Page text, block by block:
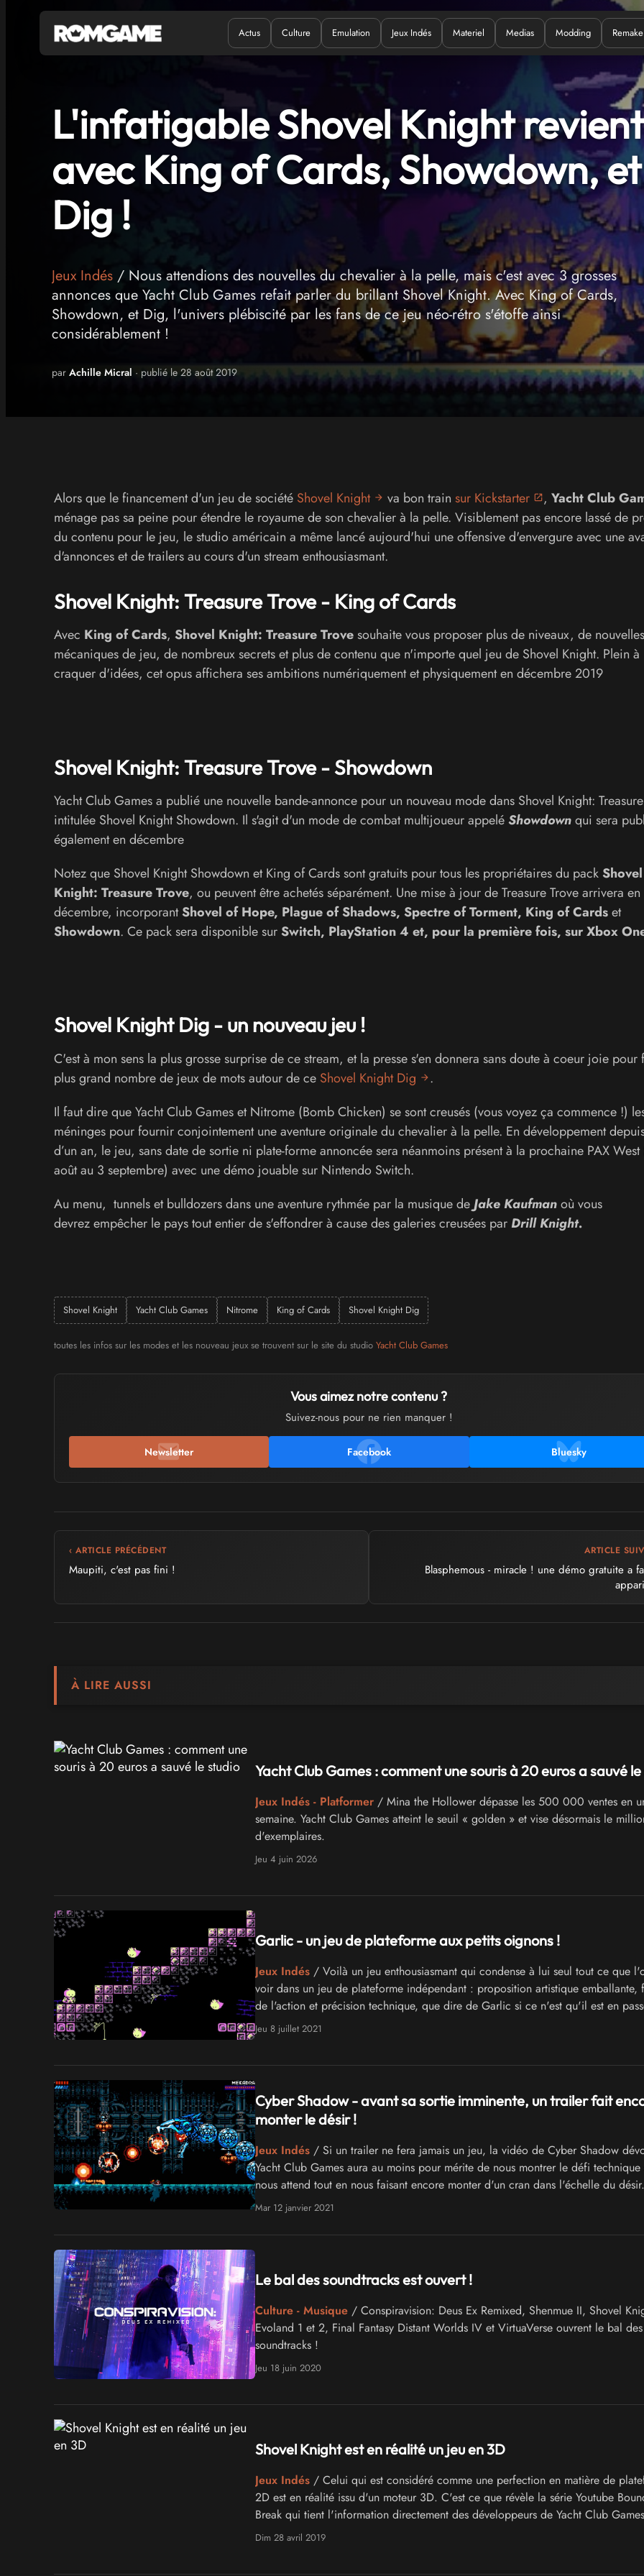
Quand ? Où ? Quoi ?
Actus Culture Emulation Jeux Indés Materiel Medias Modding Remake
L'infatigable Shovel Knight revient
avec King of Cards, Showdown, et
Dig !
Jeux Indés / Nous attendions des nouvelles du chevalier à la pelle, mais c'est avec 3 grosses
annonces que Yacht Club Games refait parler du brillant Shovel Knight. Avec King of Cards,
Showdown, et Dig, l'univers plébiscité par les fans de ce jeu néo-rétro s'étoffe ainsi
considérablement !
par Achille Micral · publié le 28 août 2019
Alors que le financement d'un jeu de société Shovel Knight va bon train sur Kickstarter , Yacht Club
ménage pas sa peine pour étendre le royaume de son chevalier à la pelle. Visiblement pas encore lassé de
du contenu pour le jeu, le studio américain a même lancé aujourd'hui une offensive d'envergure avec une
d'annonces et de trailers au cours d'un stream enthousiasmant.
Shovel Knight: Treasure Trove - King of Cards
Avec King of Cards, Shovel Knight: Treasure Trovesouhaite vous proposer plus de niveaux, de nouvelles
mécaniques de jeu, de nombreux secrets et plus de contenu que n'importe quel jeu de Shovel Knight. Plein à
craquer d'idées, cet opus affichera ses ambitions numériquement et physiquement en décembre 2019
Shovel Knight: Treasure Trove - Showdown
Yacht Club Games a publié une nouvelle bande-annonce pour un nouveau mode dans Shovel Knight:
intitulée Shovel Knight Showdown. Il s'agit d'un mode de combat multijoueur appeléShowdownqui sera
également en décembre
Notez que Shovel Knight Showdown et King of Cards sont gratuits pour tous les propriétaires du packShovel
Knight: Treasure Trove, ou peuvent être achetés séparément. Une mise à jour de Treasure Trove arrivera en
décembre, incorporantShovel of Hope, Plague of Shadows, Spectre of Torment, King of Cardset
Showdown. Ce pack sera disponible surSwitch, PlayStation 4 et, pour la première fois, sur Xbox
Shovel Knight Dig - un nouveau jeu !
C'est à mon sens la plus grosse surprise de ce stream, et la presse s'en donnera sans doute à coeur joie pour
plus grand nombre de jeux de mots autour de ce Shovel Knight Dig
.
Il faut dire que Yacht Club Games et Nitrome (Bomb Chicken) se sont creusés (vous voyez ça commence !)
méninges pour fournir conjointement une aventure originale du chevalier à la pelle. En développement
d’un an, le jeu, sans date de sortie ni plate-forme annoncée sera néanmoins présent à la prochaine PAX
août au 3 septembre) avec une démo jouable sur Nintendo Switch.
Au menu, tunnels et bulldozers dans une aventure rythmée par la musique deJake Kaufmanoù vous
devrez empêcher le pays tout entier de s'effondrer à cause des galeries creusées par Drill Knight.
Shovel Knight Yacht Club Games Nitrome King of Cards Shovel Knight Dig
toutes les infos sur les modes et les nouveau jeux se trouvent sur le site du studio Yacht Club Games
Vous aimez notre contenu ?
Suivez-nous pour ne rien manquer !
Newsletter Facebook Bluesky
‹ ARTICLE PRÉCÉDENT
Maupiti, c'est pas fini !
ARTICLE
Blasphemous - miracle ! une démo gratuite a
À LIRE AUSSI
Yacht Club Games : comment une souris à 20 euros a sauvé
Jeux Indés - Platformer/ Mina the Hollower dépasse les 500 000 ventes en
semaine. Yacht Club Games atteint le seuil « golden » et vise désormais le
d'exemplaires.
Jeu 4 juin 2026
Garlic - un jeu de plateforme aux petits oignons !
Jeux Indés/ Voilà un jeu enthousiasmant qui condense à lui seul tout ce que
voir dans un jeu de plateforme indépendant : proposition artistique emballante,
de l'action et précision technique, que dire de Garlic si ce n'est qu'il est en
ravir mon coeur !
Jeu 8 juillet 2021
Cyber Shadow - avant sa sortie imminente, un trailer fait
monter le désir !
Jeux Indés/ Si un trailer ne fera jamais un jeu, la vidéo de Cyber Shadow
Yacht Club Games aura au moins pour mérite de nous montrer le défi technique
nous attend tout en nous faisant encore monter d'un cran dans l'échelle du
Mar 12 janvier 2021
Le bal des soundtracks est ouvert !
Culture - Musique/ Conspiravision: Deus Ex Remixed, Shenmue II, Shovel
Evoland 1 et 2, Final Fantasy Distant Worlds IV et VirtuaVerse ouvrent le bal des
soundtracks !
Jeu 18 juin 2020
Shovel Knight est en réalité un jeu en 3D
Jeux Indés/ Celui qui est considéré comme une perfection en matière de
2D est en réalité issu d'un moteur 3D. C'est ce que révèle la série Youtube
Break qui tient l'information directement des développeurs de Yacht Club Games
Dim 28 avril 2019